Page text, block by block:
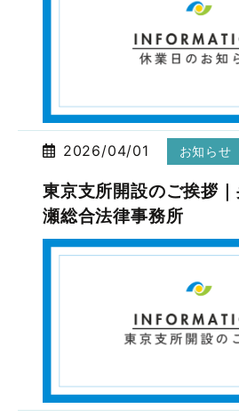
2026/04/01 お知らせ
東京支所開設のご挨拶
瀬総合法律事務所